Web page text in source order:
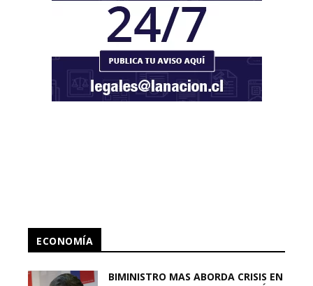
ECONOMÍA
BIMINISTRO MAS ABORDA CRISIS EN